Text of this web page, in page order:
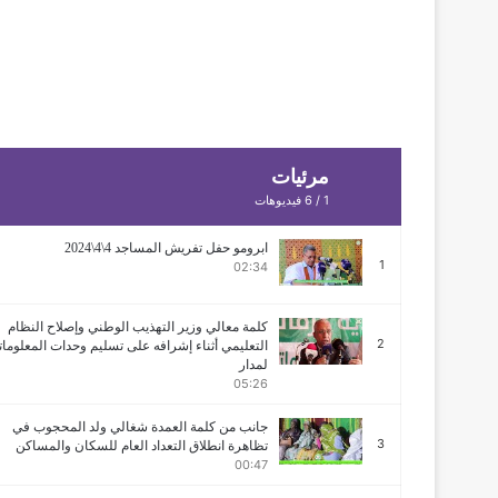
مرئيات
1
/
6 فيديوهات
1
ابرومو حفل تفريش المساجد 4\4\2024
02:34
2
كلمة معالي وزير التهذيب الوطني وإصلاح النظام
التعليمي أثناء إشرافه على تسليم وحدات
لمدار
05:26
3
جانب من كلمة العمدة شغالي ولد المحجوب في
تظاهرة انطلاق التعداد العام للسكان والمساكن
00:47